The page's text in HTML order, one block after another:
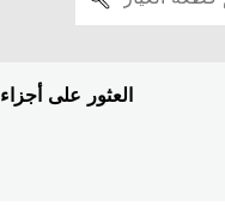
العثور على أجزاء